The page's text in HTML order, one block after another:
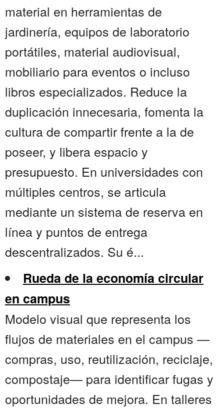
material en herramientas de
jardinería, equipos de laboratorio
portátiles, material audiovisual,
mobiliario para eventos o incluso
libros especializados. Reduce la
duplicación innecesaria, fomenta la
cultura de compartir frente a la de
poseer, y libera espacio y
presupuesto. En universidades con
múltiples centros, se articula
mediante un sistema de reserva en
línea y puntos de entrega
descentralizados. Su é...
Rueda de la economía circular
en campus
Modelo visual que representa los
flujos de materiales en el campus —
compras, uso, reutilización, reciclaje,
compostaje— para identificar fugas y
oportunidades de mejora. En talleres